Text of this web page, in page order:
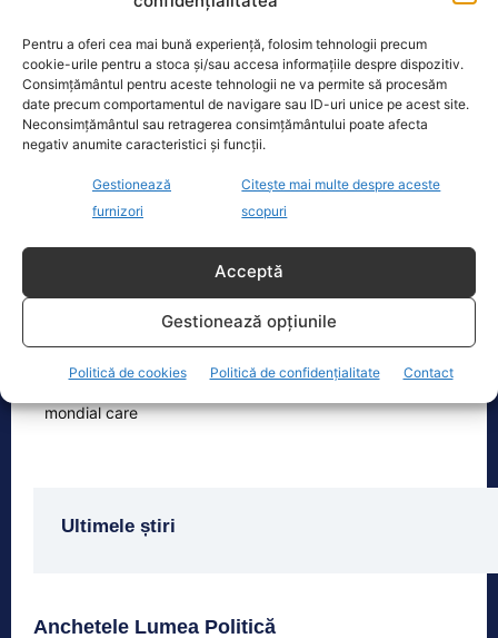
Pentru a oferi cea mai bună experiență, folosim tehnologii precum
cookie-urile pentru a stoca și/sau accesa informațiile despre dispozitiv.
Consimțământul pentru aceste tehnologii ne va permite să procesăm
date precum comportamentul de navigare sau ID-uri unice pe acest site.
Neconsimțământul sau retragerea consimțământului poate afecta
negativ anumite caracteristici și funcții.
Gestionează
furnizori
Citește mai multe despre aceste
scopuri
Acceptă
Gestionează opțiunile
Politică de cookies Politică de confidențialitate Contact
Ilie Bolojan a transmis astăzi că va da
curentul companiilor, în contextul
actualei crize energetice[...]
Oficiul de Știri
Petrică Paraschiv, primul român care a
cucerit un titlu mondial la box
atenției după[...]
Ultimele știri
Anchetele Lumea Politică